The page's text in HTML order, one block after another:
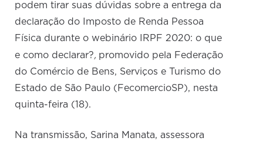
podem tirar suas dúvidas sobre a entrega da
declaração do Imposto de Renda Pessoa
Física durante o webinário IRPF 2020: o que
e como declarar?, promovido pela Federação
do Comércio de Bens, Serviços e Turismo do
Estado de São Paulo (FecomercioSP), nesta
quinta-feira (18).
Na transmissão, Sarina Manata, assessora